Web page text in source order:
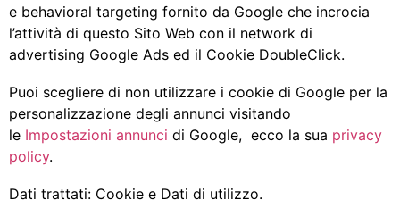
e behavioral targeting fornito da Google che incrocia
l’attività di questo Sito Web con il network di
advertising Google Ads ed il Cookie DoubleClick.
Puoi scegliere di non utilizzare i cookie di Google per la
personalizzazione degli annunci visitando
le Impostazioni annunci di Google, ecco la sua privacy
policy.
Dati trattati: Cookie e Dati di utilizzo.